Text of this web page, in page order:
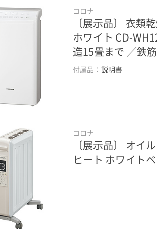
コロナ
〔展示品〕 衣類
ホワイト CD-
造15畳まで ／鉄筋
付属品：説明書
コロナ
〔展示品〕 オイ
ヒート ホワイト